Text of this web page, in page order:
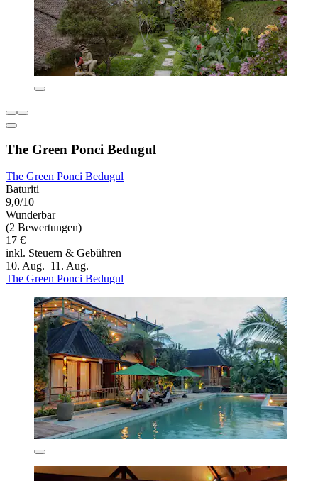
The Green Ponci Bedugul
The Green Ponci Bedugul
Baturiti
9,0/10
Wunderbar
(2 Bewertungen)
17 €
inkl. Steuern & Gebühren
10. Aug.–11. Aug.
The Green Ponci Bedugul